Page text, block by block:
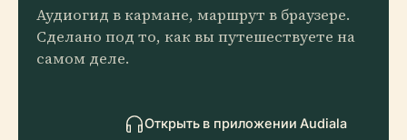
Аудиогид в кармане, маршрут в браузере.
Сделано под то, как вы путешествуете на
самом деле.
Открыть в приложении Audiala